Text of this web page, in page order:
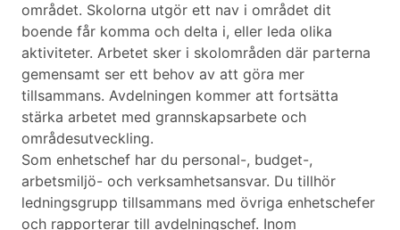
området. Skolorna utgör ett nav i området dit
boende får komma och delta i, eller leda olika
aktiviteter. Arbetet sker i skolområden där parterna
gemensamt ser ett behov av att göra mer
tillsammans. Avdelningen kommer att fortsätta
stärka arbetet med grannskapsarbete och
områdesutveckling.
Som enhetschef har du personal-, budget-,
arbetsmiljö- och verksamhetsansvar. Du tillhör
ledningsgrupp tillsammans med övriga enhetschefer
och rapporterar till avdelningschef. Inom